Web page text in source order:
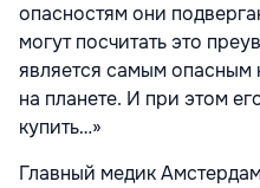
опасностям они
могут посчитать это
является самым опасным
на планете. И при этом
купить…»
Главный медик